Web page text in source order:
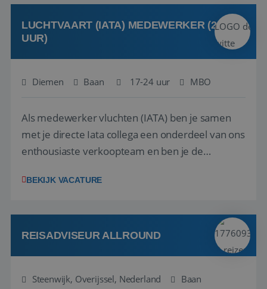
deze onderdelen zijn nu samen gevoegd...
LUCHTVAART (IATA) MEDEWERKER (24-32
UUR)
Diemen Baan 17-24 uur MBO
Als medewerker vluchten (IATA) ben je samen
met je directe Iata collega een onderdeel van ons
enthousiaste verkoopteam en ben je de
en tarieven waar je collega’s niet uitkomen.
kwaliteitsbewaking van alles wat met IATA te m...
BEKIJK VACATURE
REISADVISEUR ALLROUND
Steenwijk, Overijssel, Nederland
Baan